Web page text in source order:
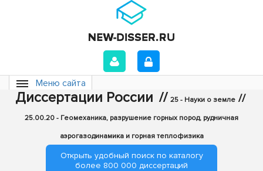
Меню сайта
Диссертации России // 25 - Науки о земле //
25.00.20 - Геомеханика, разрушение горных пород, рудничная
аэрогазодинамика и горная теплофизика
Открыть удобный поиск по каталогу
более 800 000 диссертаций